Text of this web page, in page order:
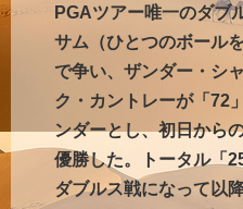
PGAツアー唯一のダブ
サム（ひとつのボール
で争い、ザンダー・シ
ク・カントレーが「72
ンダーとし、初日から
優勝した。トータル「
ダブルス戦になって以